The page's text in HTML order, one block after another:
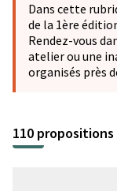
Dans cette
de la 1ère
Rendez-vous
atelier ou une
organisés près
110 propositions